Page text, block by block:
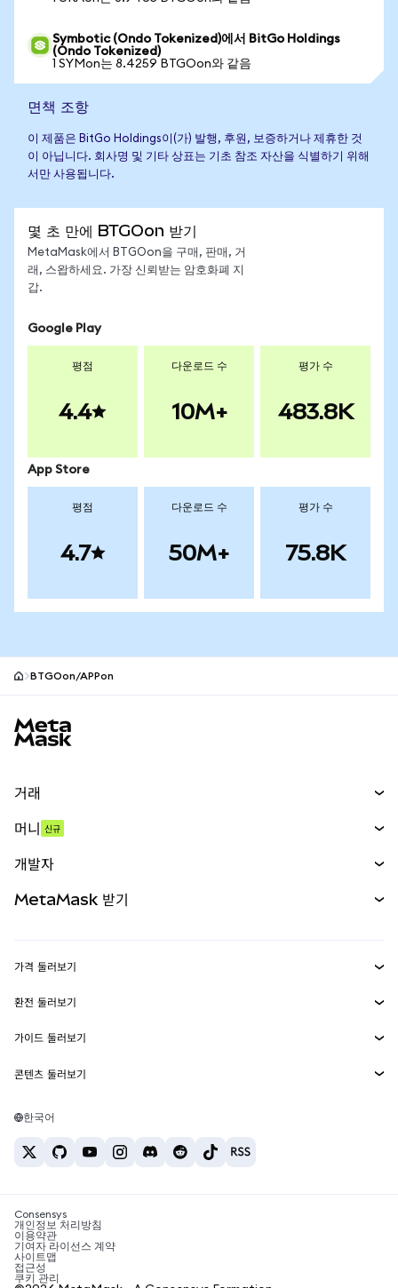
Symbotic (Ondo Tokenized)에서 BitGo Holdings
(Ondo Tokenized)
1 SYMon는 8.4259 BTGOon와 같음
면책 조항
이 제품은 BitGo Holdings이(가) 발행, 후원, 보증하거나 제휴한 것
이 아닙니다. 회사명 및 기타 상표는 기초 참조 자산을 식별하기 위해
서만 사용됩니다.
몇 초 만에 BTGOon 받기
MetaMask에서 BTGOon을 구매, 판매, 거
래, 스왑하세요. 가장 신뢰받는 암호화폐 지
갑.
Google Play
평점
4.4
다운로드 수
10M+
평가 수
483.8K
App Store
평점
4.7
다운로드 수
50M+
평가 수
75.8K
BTGOon/APPon
거래
무기한 선물
실물자산
머니 신규
개발자
MetaMask Connect
Snaps
웹3 서비스
MetaMask 받기
보안
고객 지원
채용
가격 둘러보기
이더리움 가격
솔라나 가격
테더 가격
환전 둘러보기
ETH를 USD로 환전
USDT를 INR로 환전
BTC를 INR로 환전
ETH를 USDT로 환전
가이드 둘러보기
ETH 매수
USDT 매수
SHIB 매수
BNB 매수
콘텐츠 둘러보기
솔라나 지갑
암호화폐 세금 뉴스
암호화폐 매수 방법
비트코인 매도 방법
한국어
Consensys
개인정보 처리방침
이용약관
기여자 라이선스 계약
사이트맵
접근성
쿠키 관리